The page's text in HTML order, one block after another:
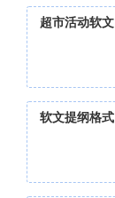
超市活动软文
软文提纲格式